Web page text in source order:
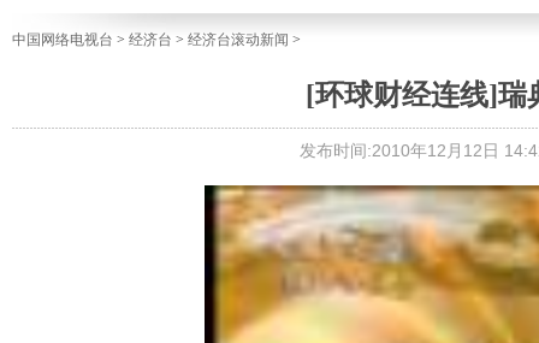
中国网络电视台 > 经济台 > 经济台滚动新闻 >
[环球财经连线]瑞
发布时间:2010年12月12日